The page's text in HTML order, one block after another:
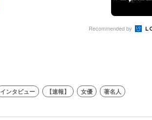
Recommended by
インタビュー 【速報】 女優 著名人